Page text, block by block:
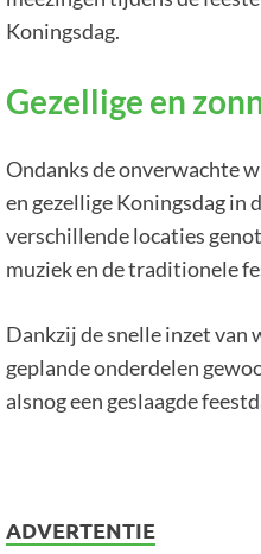
Koningsdag.
Gezellige en
Ondanks de onverwachte
en gezellige Koningsdag in
verschillende locaties
muziek en de traditionele
Dankzij de snelle inzet van
geplande onderdelen
alsnog een geslaagde
ADVERTENTIE